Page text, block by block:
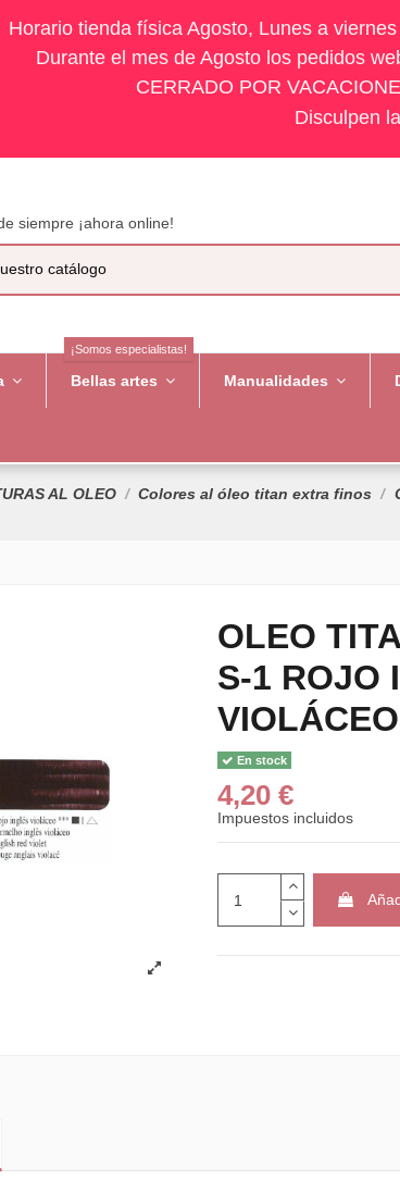
Horario tienda física Agosto, Lunes a
Durante el mes de Agosto los pedidos
CERRADO POR
Disculpen
siempre ¡ahora online!
Bellas artes
¡Somos especialistas!
Manualidades
AL OLEO Colores al óleo titan extra finos
OLEO
S-1 ROJO
VIOLÁCEO
En stock
4,20 €
Impuestos incluidos